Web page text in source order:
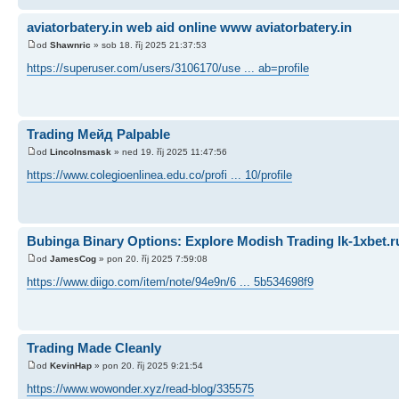
aviatorbatery.in web aid online www aviatorbatery.in
od Shawnric » sob 18. říj 2025 21:37:53
https://superuser.com/users/3106170/use ... ab=profile
Trading Мейд Palpable
od Lincolnsmask » ned 19. říj 2025 11:47:56
https://www.colegioenlinea.edu.co/profi ... 10/profile
Bubinga Binary Options: Explore Modish Trading lk-
od JamesCog » pon 20. říj 2025 7:59:08
https://www.diigo.com/item/note/94e9n/6 ... 5b534698f9
Trading Made Cleanly
od KevinHap » pon 20. říj 2025 9:21:54
https://www.wowonder.xyz/read-blog/335575